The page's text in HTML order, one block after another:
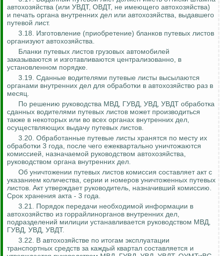
автохозяйства (или УВДТ, ОВДТ, не имеющего автохозяйства)
и печать органа внутренних дел или автохозяйства, выдавшего
путевой лист.
3.18. Изготовление (приобретение) бланков путевых листов
организуют автохозяйства.
Бланки путевых листов грузовых автомобилей
заказываются и изготавливаются централизованно, в
установленном порядке.
3.19. Сданные водителями путевые листы высылаются
органами внутренних дел для обработки в автохозяйство раз в
месяц.
По решению руководства МВД, ГУВД, УВД, УВДТ обработка
сданных водителями путевых листов может производиться
также в некоторых или во всех органах внутренних дел,
осуществляющих выдачу путевых листов.
3.20. Обработанные путевые листы хранятся по месту их
обработки 3 года, после чего ежеквартально уничтожаются
комиссией, назначаемой руководством автохозяйства,
руководством органа внутренних дел.
Об уничтожении путевых листов комиссия составляет акт с
указанием количества, серии и номеров уничтоженных путевых
листов. Акт утверждает руководитель, назначивший комиссию.
Срок хранения акта - 3 года.
3.21. Порядок передачи необходимой информации в
автохозяйство из горрайлинорганов внутренних дел,
подразделений милиции устанавливается руководством МВД,
ГУВД, УВД, УВДТ.
3.22. В автохозяйстве по итогам эксплуатации
транспортных средств за каждый квартал составляется и